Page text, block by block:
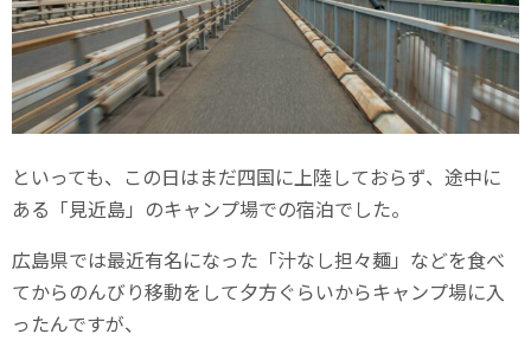
といっても、この日はまだ四国に上陸しておらず、途中に
ある「見近島」のキャンプ場での宿泊でした。
広島県では最近有名になった「汁なし担々麺」などを食べ
てからのんびり移動をして夕方ぐらいからキャンプ場に入
ったんですが、